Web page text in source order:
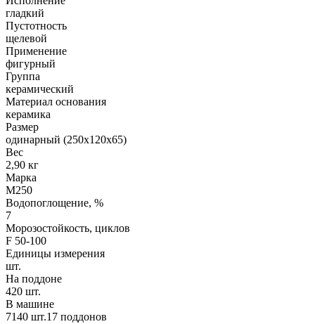
гладкий
Пустотность
щелевой
Применение
фигурный
Группа
керамический
Материал основания
керамика
Размер
одинарный (250х120х65)
Вес
2,90 кг
Марка
М250
Водопоглощение, %
7
Морозостойкость, циклов
F 50-100
Единицы измерения
шт.
На поддоне
420 шт.
В машине
7140 шт.17 поддонов